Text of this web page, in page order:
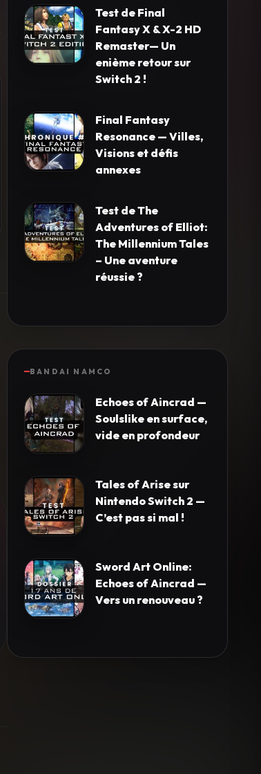
Test de Final
Fantasy X & X-2 HD
Remaster— Un
enième retour sur
Switch 2 !
Final Fantasy
Resonance — Villes,
Visions et défis
annexes
Test de The
Adventures of Elliot:
The Millennium Tales
– Une aventure
réussie ?
BANDAI NAMCO
Echoes of Aincrad —
Soulslike en surface,
vide en profondeur
Tales of Arise sur
Nintendo Switch 2 —
C’est pas si mal !
Sword Art Online:
Echoes of Aincrad —
Vers un renouveau ?